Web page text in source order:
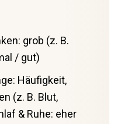
grob (z. B.
/ gut)
Häufigkeit,
(z. B. Blut,
& Ruhe: eher